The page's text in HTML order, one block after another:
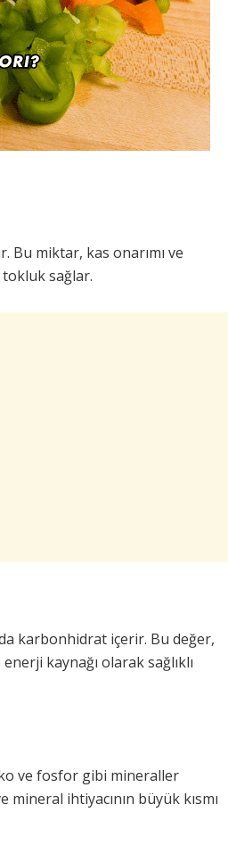
miktar, kas onarımı ve
sağlar.
karbonhidrat içerir. Bu değer,
kaynağı olarak sağlıklı
ve fosfor gibi mineraller
ihtiyacının büyük kısmı